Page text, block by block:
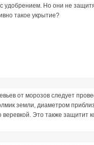
удобрением. Но они не
такое укрытие?
от морозов следует
земли, диаметром
Это также защитит